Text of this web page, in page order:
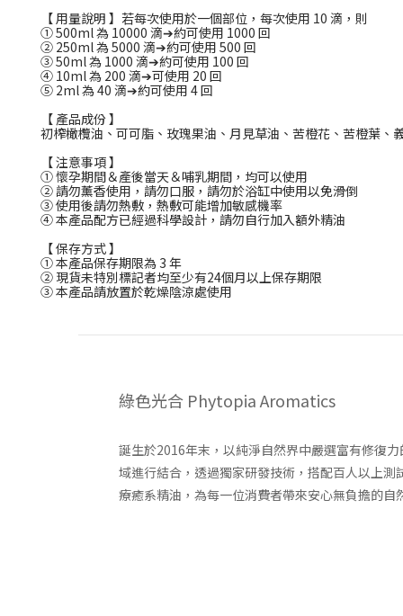
【 用量說明 】若每次使用於一個部位，每次使用 10 滴，則
① 500ml 為 10000 滴➔約可使用 1000 回
② 250ml 為 5000 滴➔約可使用 500 回
③ 50ml 為 1000 滴➔約可使用 100 回
④ 10ml 為 200 滴➔可使用 20 回
⑤ 2ml 為 40 滴➔約可使用 4 回
【 產品成份 】
初榨橄欖油、可可脂、玫瑰果油、月見草油、苦橙花、苦橙葉、
【 注意事項 】
① 懷孕期間＆產後當天＆哺乳期間，均可以使用
② 請勿薰香使用，請勿口服，請勿於浴缸中使用以免滑倒
③ 使用後請勿熱敷，熱敷可能增加敏感機率
④ 本產品配方已經過科學設計，請勿自行加入額外精油
【 保存方式 】
① 本產品保存期限為 3 年
② 現貨未特別標記者均至少有24個月以上保存期限
③ 本產品請放置於乾燥陰涼處使用
綠色光合 Phytopia Aromatics
誕生於2016年末，以純淨自然界中嚴選富有修復
域進行結合，透過獨家研發技術，搭配百人以上
療癒系精油，為每一位消費者帶來安心無負擔的自